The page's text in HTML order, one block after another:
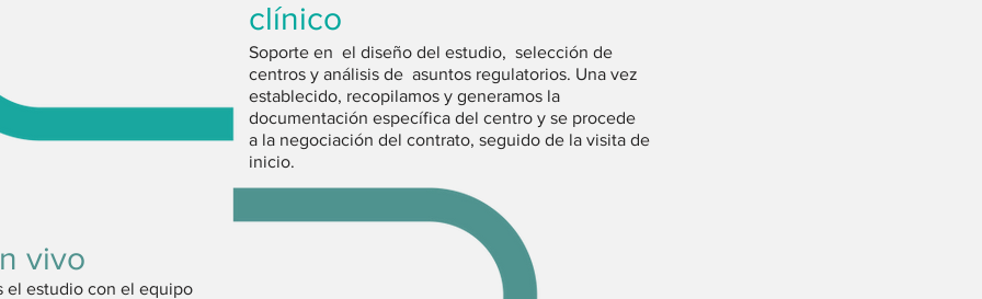
el estudio con el equipo
vivo
clínico
Soporte en el diseño del estudio, selección de
centros y análisis de asuntos regulatorios. Una vez
establecido, recopilamos y generamos la
documentación específica del centro y se procede
a la negociación del contrato, seguido de la visita de
inicio.